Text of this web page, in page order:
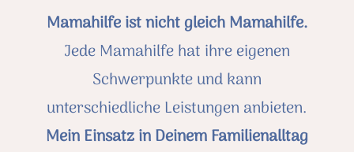
Mamahilfe ist nicht gleich Mamahilfe.
Jede Mamahilfe hat ihre eigenen
Schwerpunkte und kann
unterschiedliche Leistungen anbieten.
Mein Einsatz in Deinem Familienalltag